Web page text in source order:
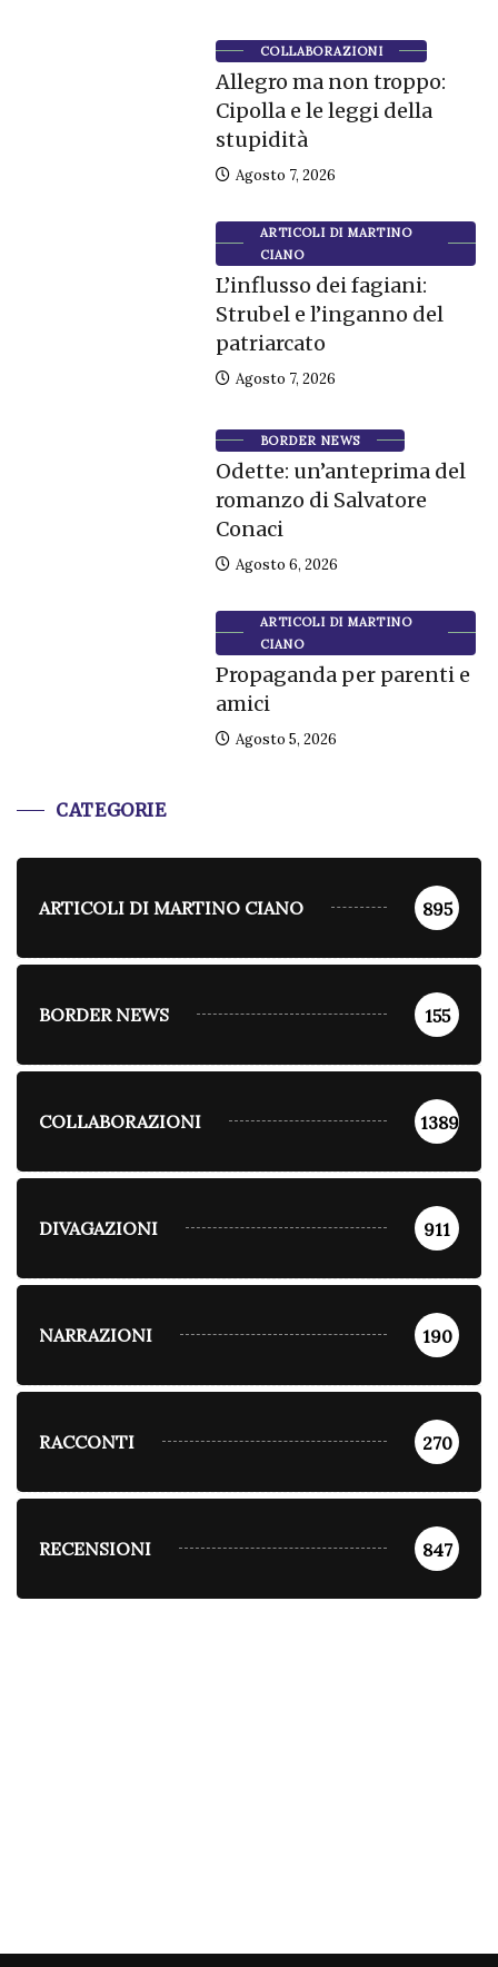
COLLABORAZIONI
Allegro ma non troppo:
Cipolla e le leggi della
stupidità
Agosto 7, 2026
ARTICOLI DI MARTINO
CIANO
L’influsso dei fagiani:
Strubel e l’inganno del
patriarcato
Agosto 7, 2026
BORDER NEWS
Odette: un’anteprima del
romanzo di Salvatore
Conaci
Agosto 6, 2026
ARTICOLI DI MARTINO
CIANO
Propaganda per parenti e
amici
Agosto 5, 2026
CATEGORIE
ARTICOLI DI MARTINO CIANO 895
BORDER NEWS 155
COLLABORAZIONI 1389
DIVAGAZIONI 911
NARRAZIONI 190
RACCONTI 270
RECENSIONI 847